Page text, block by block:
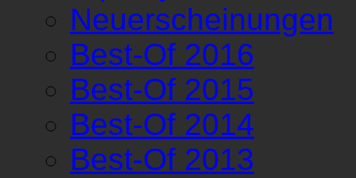
Neuerscheinungen
Best-Of 2016
Best-Of 2015
Best-Of 2014
Best-Of 2013